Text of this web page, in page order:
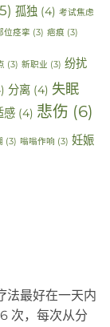
孤独 (4) 考试焦虑
位痉挛 (3) 疤痕 (3)
(3) 新职业 (3) 纷扰
分离 (4) 失眠
感 (4) 悲伤 (6)
(3) 嗡嗡作响 (3) 妊娠
法最好在一天内
次，每次从分